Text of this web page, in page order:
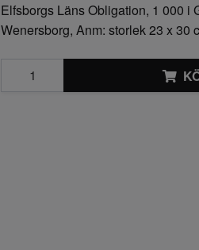
Elfsborgs Läns Obligation, 1 000 i
Wenersborg, Anm: storlek 23 x 30